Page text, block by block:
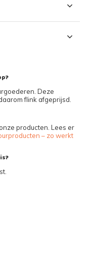
Deze
flink afgeprijsd.
producten. Lees er
– zo werkt